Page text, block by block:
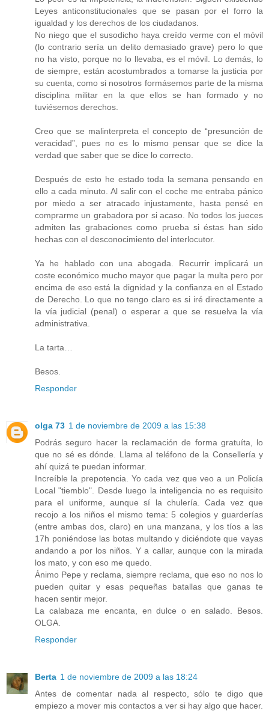
Leyes anticonstitucionales que se pasan por el forro la
igualdad y los derechos de los ciudadanos.
No niego que el susodicho haya creído verme con el móvil
(lo contrario sería un delito demasiado grave) pero lo que
no ha visto, porque no lo llevaba, es el móvil. Lo demás, lo
de siempre, están acostumbrados a tomarse la justicia por
su cuenta, como si nosotros formásemos parte de la misma
disciplina militar en la que ellos se han formado y no
tuviésemos derechos.
Creo que se malinterpreta el concepto de “presunción de
veracidad”, pues no es lo mismo pensar que se dice la
verdad que saber que se dice lo correcto.
Después de esto he estado toda la semana pensando en
ello a cada minuto. Al salir con el coche me entraba pánico
por miedo a ser atracado injustamente, hasta pensé en
comprarme un grabadora por si acaso. No todos los jueces
admiten las grabaciones como prueba si éstas han sido
hechas con el desconocimiento del interlocutor.
Ya he hablado con una abogada. Recurrir implicará un
coste económico mucho mayor que pagar la multa pero por
encima de eso está la dignidad y la confianza en el Estado
de Derecho. Lo que no tengo claro es si iré directamente a
la vía judicial (penal) o esperar a que se resuelva la vía
administrativa.
La tarta…
Besos.
Responder
olga 73 1 de noviembre de 2009 a las 15:38
Podrás seguro hacer la reclamación de forma gratuíta, lo
que no sé es dónde. Llama al teléfono de la Consellería y
ahí quizá te puedan informar.
Increíble la prepotencia. Yo cada vez que veo a un Policía
Local "tiemblo". Desde luego la inteligencia no es requisito
para el uniforme, aunque sí la chulería. Cada vez que
recojo a los niños el mismo tema: 5 colegios y guarderías
(entre ambas dos, claro) en una manzana, y los tíos a las
17h poniéndose las botas multando y diciéndote que vayas
andando a por los niños. Y a callar, aunque con la mirada
los mato, y con eso me quedo.
Ánimo Pepe y reclama, siempre reclama, que eso no nos lo
pueden quitar y esas pequeñas batallas que ganas te
hacen sentir mejor.
La calabaza me encanta, en dulce o en salado. Besos.
OLGA.
Responder
Berta 1 de noviembre de 2009 a las 18:24
Antes de comentar nada al respecto, sólo te digo que
empiezo a mover mis contactos a ver si hay algo que hacer.